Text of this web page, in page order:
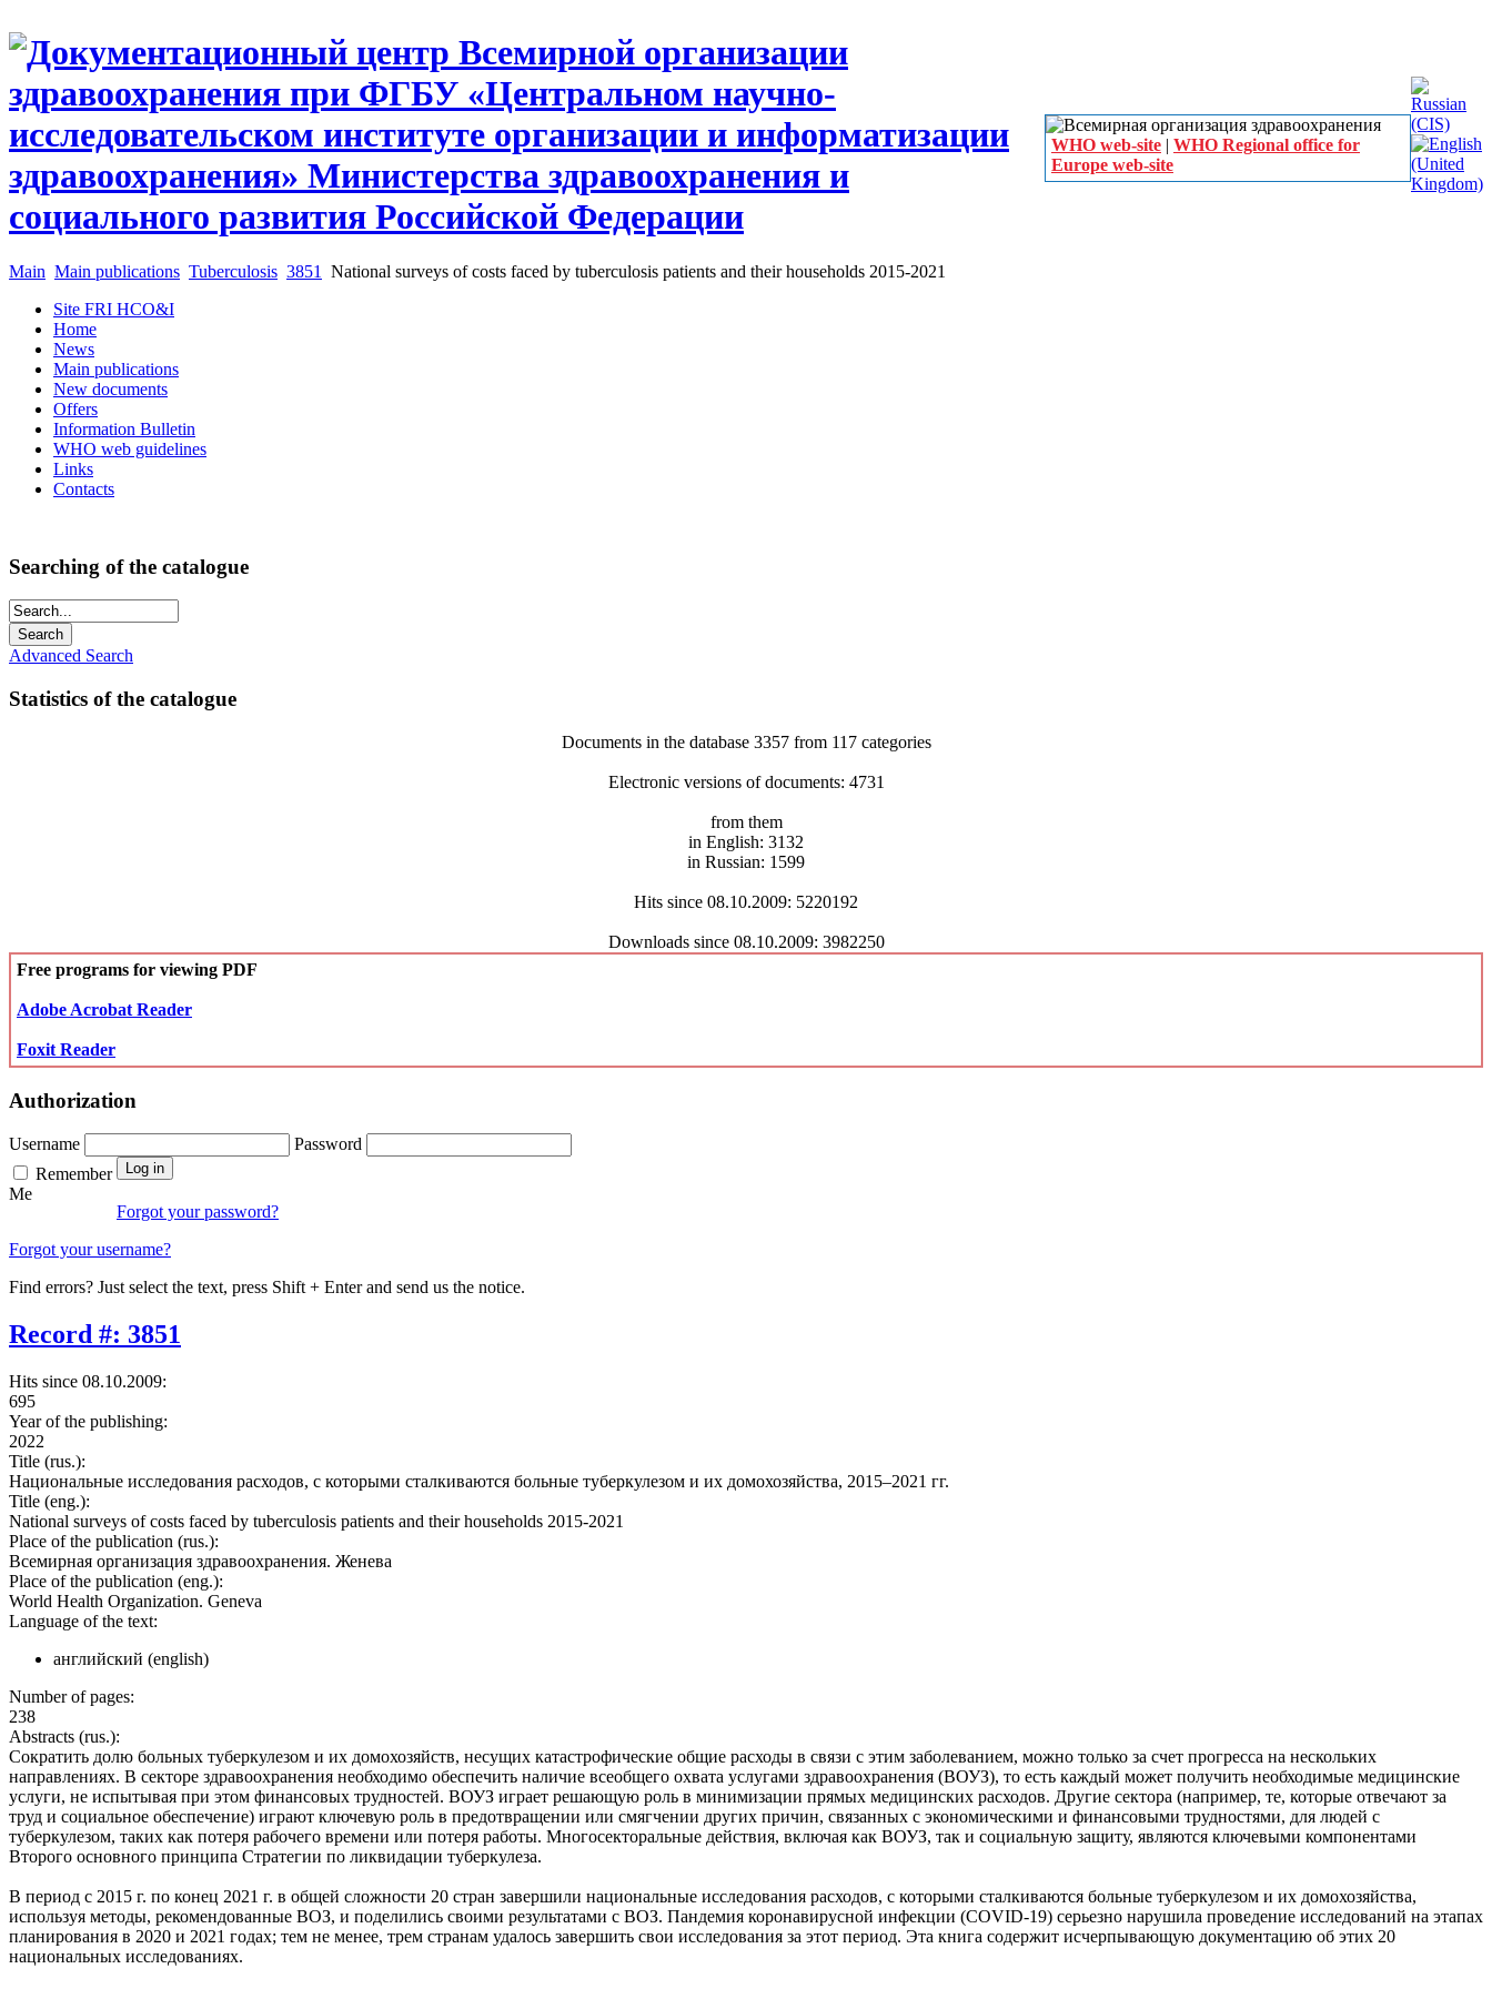
WHO web-site | WHO Regional office for
Europe web-site
Main Main publications Tuberculosis 3851
National surveys of costs faced by tuberculosis patients and their households 2015-2021
Site FRI HCO&I
Home
News
Main publications
New documents
Offers
Information Bulletin
WHO web guidelines
Links
Contacts
Searching of the catalogue
Advanced Search
Statistics of the catalogue
Documents in the database 3357 from 117 categories
Electronic versions of documents: 4731
from them
in English: 3132
in Russian: 1599
Hits since 08.10.2009: 5220192
Downloads since 08.10.2009: 3982250
Free programs for viewing PDF
Adobe Acrobat Reader
Foxit Reader
Authorization
Username
Password
Remember
Me
Forgot your password?
Forgot your username?
Find errors? Just select the text, press Shift + Enter and send us the notice.
Record #: 3851
Hits since 08.10.2009:
695
Year of the publishing:
2022
Title (rus.):
Национальные исследования расходов, с которыми сталкиваются больные туберкулезом и их домохозяйства, 2015–2021 гг.
Title (eng.):
National surveys of costs faced by tuberculosis patients and their households 2015-2021
Place of the publication (rus.):
Всемирная организация здравоохранения. Женева
Place of the publication (eng.):
World Health Organization. Geneva
Language of the text:
английский (english)
Number of pages:
238
Abstracts (rus.):
Сократить долю больных туберкулезом и их домохозяйств, несущих катастрофические общие расходы в связи с этим заболеванием, можно только за счет прогресса на нескольких
направлениях. В секторе здравоохранения необходимо обеспечить наличие всеобщего охвата услугами здравоохранения (ВОУЗ), то есть каждый может получить необходимые медицинские
услуги, не испытывая при этом финансовых трудностей. ВОУЗ играет решающую роль в минимизации прямых медицинских расходов. Другие сектора (например, те, которые отвечают за
труд и социальное обеспечение) играют ключевую роль в предотвращении или смягчении других причин, связанных с экономическими и финансовыми трудностями, для людей с
туберкулезом, таких как потеря рабочего времени или потеря работы. Многосекторальные действия, включая как ВОУЗ, так и социальную защиту, являются ключевыми компонентами
Второго основного принципа Стратегии по ликвидации туберкулеза.
В период с 2015 г. по конец 2021 г. в общей сложности 20 стран завершили национальные исследования расходов, с которыми сталкиваются больные туберкулезом и их домохозяйства,
используя методы, рекомендованные ВОЗ, и поделились своими результатами с ВОЗ. Пандемия коронавирусной инфекции (COVID-19) серьезно нарушила проведение исследований на этапах
планирования в 2020 и 2021 годах; тем не менее, трем странам удалось завершить свои исследования за этот период. Эта книга содержит исчерпывающую документацию об этих 20
национальных исследованиях.